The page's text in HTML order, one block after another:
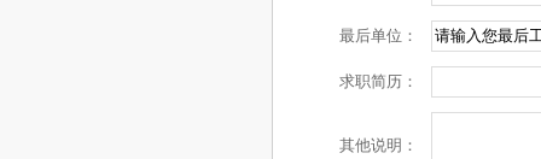
最后单位：
求职简历：
其他说明：